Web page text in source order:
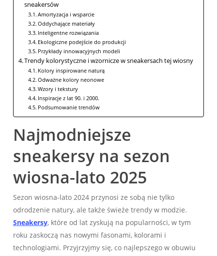
sneakersów
Amortyzacja i wsparcie
Oddychające materiały
Inteligentne rozwiązania
Ekologiczne podejście do produkcji
Przykłady innowacyjnych modeli
Trendy kolorystyczne i wzornicze w sneakersach tej wiosny
Kolory inspirowane naturą
Odważne kolory neonowe
Wzory i tekstury
Inspiracje z lat 90. i 2000.
Podsumowanie trendów
Najmodniejsze
sneakersy na sezon
wiosna-lato 2025
Sezon wiosna-lato 2024 przynosi ze sobą nie tylko
odrodzenie natury, ale także świeże trendy w modzie.
Sneakersy, które od lat zyskują na popularności, w tym
roku zaskoczą nas nowymi fasonami, kolorami i
technologiami. Przyjrzyjmy się, co najlepszego w obuwiu